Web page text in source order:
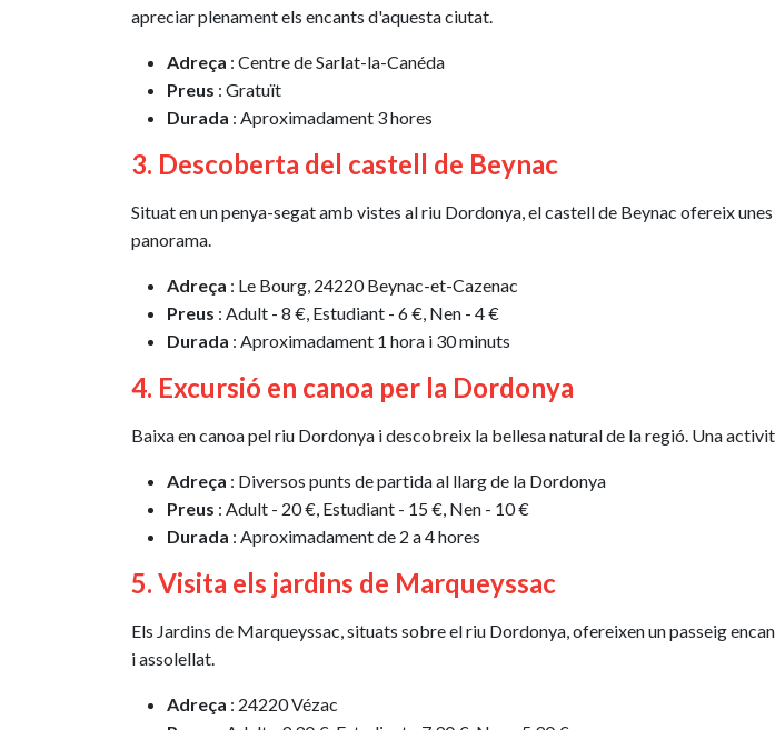
apreciar plenament els encants d'aquesta ciutat.
Adreça : Centre de Sarlat-la-Canéda
Preus : Gratuït
Durada : Aproximadament 3 hores
3. Descoberta del castell de Beynac
Situat en un penya-segat amb vistes al riu Dordonya, el castell de Beynac ofereix
panorama.
Adreça : Le Bourg, 24220 Beynac-et-Cazenac
Preus : Adult - 8 €, Estudiant - 6 €, Nen - 4 €
Durada : Aproximadament 1 hora i 30 minuts
4. Excursió en canoa per la Dordonya
Baixa en canoa pel riu Dordonya i descobreix la bellesa natural de la regió. Una
Adreça : Diversos punts de partida al llarg de la Dordonya
Preus : Adult - 20 €, Estudiant - 15 €, Nen - 10 €
Durada : Aproximadament de 2 a 4 hores
5. Visita els jardins de Marqueyssac
Els Jardins de Marqueyssac, situats sobre el riu Dordonya, ofereixen un passeig
i assolellat.
Adreça : 24220 Vézac